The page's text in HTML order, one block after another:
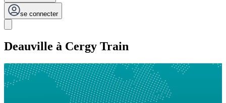
se connecter
Deauville à Cergy Train